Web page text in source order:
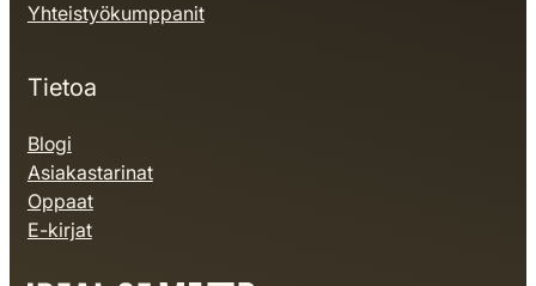
Yhteistyökumppanit
Tietoa
Blogi
Asiakastarinat
Oppaat
E-kirjat